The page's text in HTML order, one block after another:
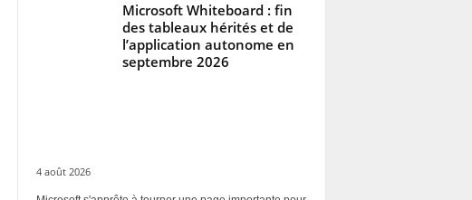
Microsoft Whiteboard : fin
des tableaux hérités et de
l’application autonome en
septembre 2026
4 août 2026